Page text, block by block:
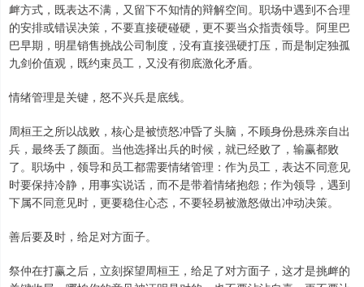
衅方式，既表达不满，又留下不知情的辩解空间。职场中遇到不合理
的安排或错误决策，不要直接硬碰硬，更不要当众指责领导。阿里巴
巴早期，明星销售挑战公司制度，没有直接强硬打压，而是制定独孤
九剑价值观，既约束员工，又没有彻底激化矛盾。
情绪管理是关键，怒不兴兵是底线。
周桓王之所以战败，核心是被愤怒冲昏了头脑，不顾身份悬殊亲自出
兵，最终丢了颜面。当他选择出兵的时候，就已经败了，输赢都败
了。职场中，领导和员工都需要情绪管理：作为员工，表达不同意见
时要保持冷静，用事实说话，而不是带着情绪抱怨；作为领导，遇到
下属不同意见时，更要稳住心态，不要轻易被激怒做出冲动决策。
善后要及时，给足对方面子。
祭仲在打赢之后，立刻探望周桓王，给足了对方面子，这才是挑衅的